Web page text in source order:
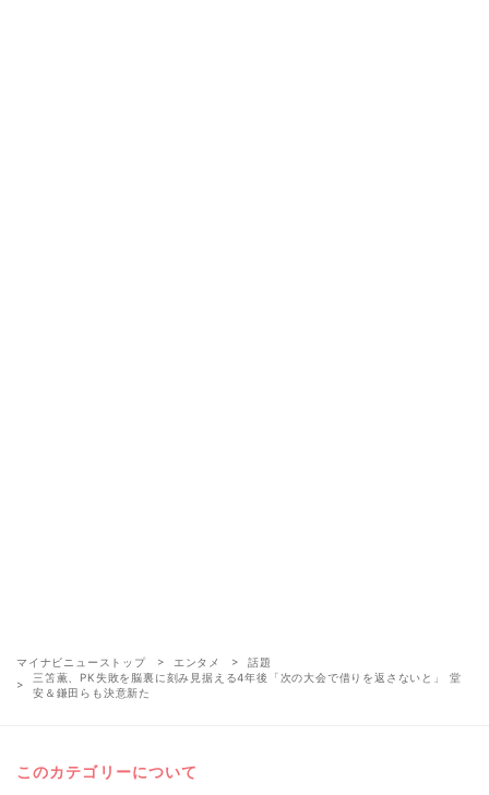
マイナビニューストップ エンタメ
話題
三笘薫、PK失敗を脳裏に刻み見据える4年後「次の大会で借りを返さないと」 堂
安＆鎌田らも決意新た
このカテゴリーについて